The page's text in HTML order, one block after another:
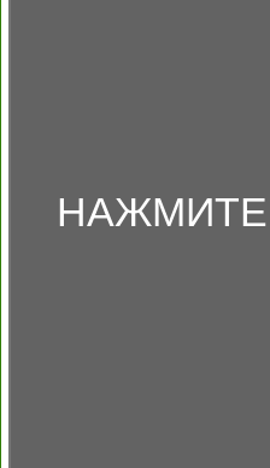
НАЖМИТЕ